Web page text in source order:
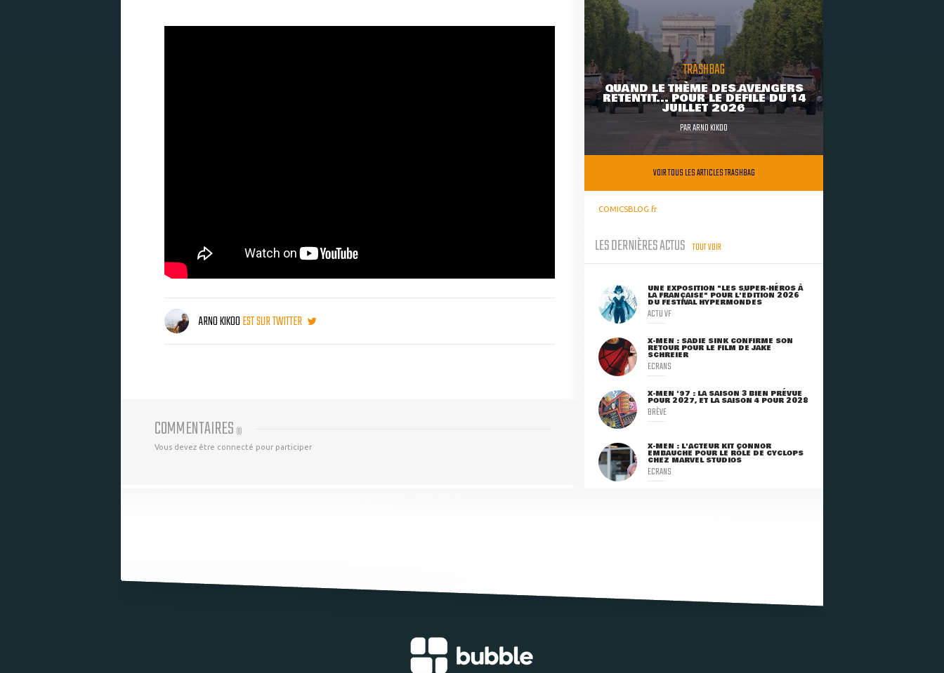
ARNO KIKOOEST SUR TWITTER
COMMENTAIRES (0)
Vous devez être connecté pour participer
TRASHBAG
QUAND LE THÈME DES AVENGERS
RETENTIT... POUR LE DÉFILÉ DU 14
JUILLET 2026
PARARNO KIKOO
VOIR TOUS LES ARTICLES TRASHBAG
COMICSBLOG.fr
LES DERNIÈRES ACTUS TOUT VOIR
UNE EXPOSITION "LES SUPER-HÉROS À
LA FRANÇAISE" POUR L'ÉDITION 2026
DU FESTIVAL HYPERMONDES
ACTU VF
X-MEN : SADIE SINK CONFIRME SON
RETOUR POUR LE FILM DE JAKE
SCHREIER
ECRANS
X-MEN '97 : LA SAISON 3 BIEN PRÉVUE
POUR 2027, ET LA SAISON 4 POUR 2028
BRÈVE
X-MEN : L'ACTEUR KIT CONNOR
EMBAUCHÉ POUR LE RÔLE DE CYCLOPS
CHEZ MARVEL STUDIOS
ECRANS